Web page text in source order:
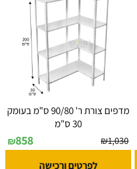
מדפים צורת ר' 90/80 ס"מ בעומק
30 ס"מ
₪1,030
₪858
לפרטים ורכישה